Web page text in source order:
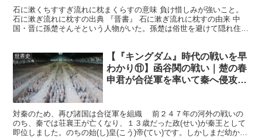
石に漱くちすすぎ流れに枕まくらすの意味 負け惜しみが強いこと。
石に漱ぎ流れに枕すの出典 『晋書』 石に漱ぎ流れに枕すの由来 中
国・晋に孫楚そんそという人物がいた。孫楚は俗世を避けて隠れ住む
世界史
【『キングダム』時代の戦いを早
わかり⑪】函谷関の戦い｜楚の春
申君が合従軍を率いて秦へ侵攻
対秦のため、再び諸国は合従軍を組織 前２４７年の河外の戦いの
のち、秦では荘襄王が亡くなり、１３歳だった政(せい)が秦王として
即位しました。のちの始(し)皇(こう)帝(てい)です。しかしまだ幼かっ